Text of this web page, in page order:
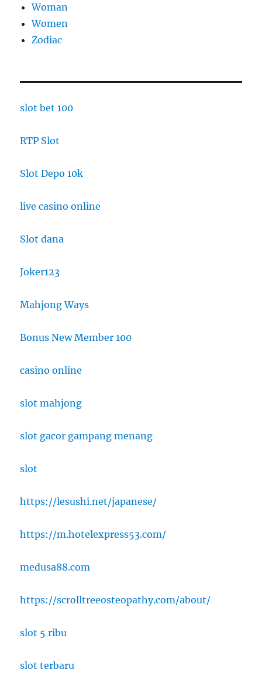
Woman
Women
Zodiac
slot bet 100
RTP Slot
Slot Depo 10k
live casino online
Slot dana
Joker123
Mahjong Ways
Bonus New Member 100
casino online
slot mahjong
slot gacor gampang menang
slot
https://lesushi.net/japanese/
https://m.hotelexpress53.com/
medusa88.com
https://scrolltreeosteopathy.com/about/
slot 5 ribu
slot terbaru